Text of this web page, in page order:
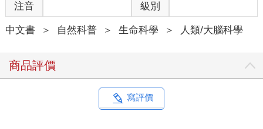
sulcus）和顳頂交界處（temporoparietal junction），即社會決策
能力與實用生活知識之所在。這些拐彎抹角的學究式術語基本上
指的是個體對自我與他人的理解，及其應對變化無常的生活和各
實」。比方說，內心明白哭泣的孩子或悲傷的寡婦需要安撫和慰
藉，而非刻薄的指責或不屑的譏笑等。
帶迴皮質（dorsal anterior cingulate cortex）。情緒調節又稱情緒
恆定（emotional homeostasis），而「恆定」就是平衡的意思。
注音 級別
中文書 ＞ 自然科普 ＞ 生命科學 ＞ 人類/大腦科學
商品評價
寫評價